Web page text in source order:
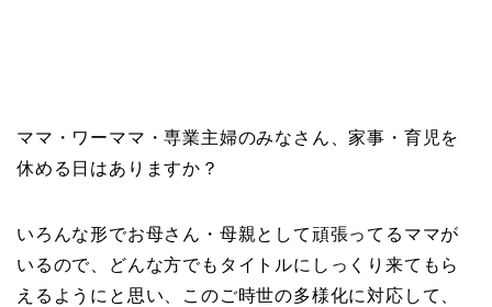
ママ・ワーママ・専業主婦のみなさん、家事・育児を
休める日はありますか？
いろんな形でお母さん・母親として頑張ってるママが
いるので、どんな方でもタイトルにしっくり来てもら
えるようにと思い、このご時世の多様化に対応して、